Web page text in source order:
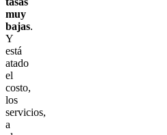
muy
bajas.
Y
está
atado
el
costo,
los
servicios,
a